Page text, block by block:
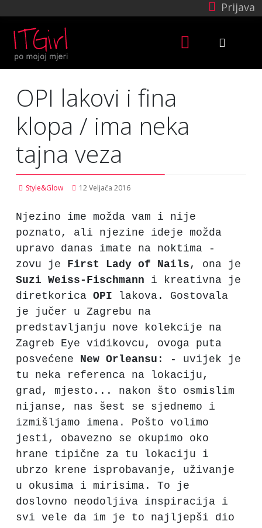
Prijava
OPI lakovi i fina
klopa / ima neka
tajna veza
Style&Glow 12 Veljača 2016
Njezino ime možda vam i nije
poznato, ali njezine ideje možda
upravo danas imate na noktima -
zovu je First Lady of Nails , ona je
Suzi Weiss-Fischmann i kreativna je
diretkorica OPI lakova. Gostovala
je jučer u Zagrebu na
predstavljanju nove kolekcije na
Zagreb Eye vidikovcu, ovoga puta
posvećene New Orleansu : - uvijek je
tu neka referenca na lokaciju,
grad, mjesto... nakon što osmislim
nijanse, nas šest se sjednemo i
izmišljamo imena. Pošto volimo
jesti, obavezno se okupimo oko
hrane tipične za tu lokaciju i
ubrzo krene isprobavanje, uživanje
u okusima i mirisima. To je
doslovno neodoljiva inspiracija i
svi vele da im je to najljepši dio